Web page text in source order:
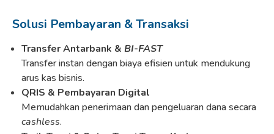
Solusi Pembayaran & Transaksi
Transfer Antarbank & BI-FAST
Transfer instan dengan biaya efisien untuk mendukung
arus kas bisnis.
QRIS & Pembayaran Digital
Memudahkan penerimaan dan pengeluaran dana secara
cashless.